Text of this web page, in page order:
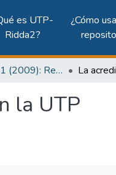
es UTP-
Ridda2?
¿Cómo
Vol. 17, Núm. 1 (2009): Revista EL TECNOLÓGICO
la UTP